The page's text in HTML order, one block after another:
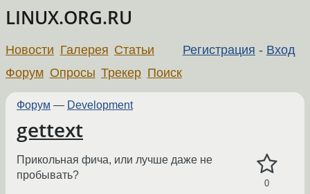
LINUX.ORG.RU
Регистрация - Вход
Новости Галерея Статьи
Форум Опросы Трекер Поиск
Форум — Development
gettext
0
Прикольная фича, или лучше даже не
пробывать?